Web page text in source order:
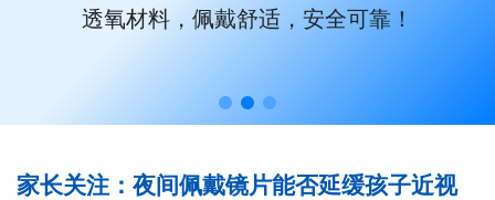
透氧材料，佩戴舒适，安全可靠！
家长关注：夜间佩戴镜片能否延缓孩子近视